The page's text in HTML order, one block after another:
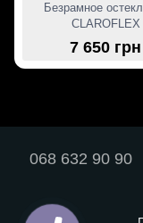
Безрамное
CLAROFLEX
7 650 грн
068 632 90 90